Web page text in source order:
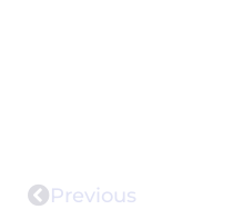
Previous